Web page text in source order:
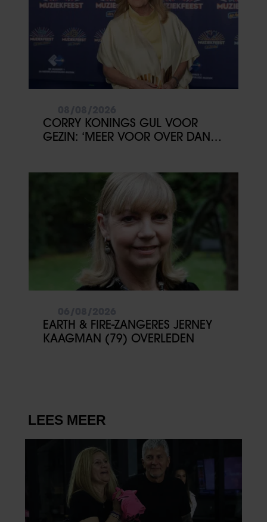
CORRY KONINGS GUL VOOR
GEZIN: ‘MEER VOOR OVER DAN
EARTH & FIRE-ZANGERES JERNEY
KAAGMAN (79) OVERLEDEN